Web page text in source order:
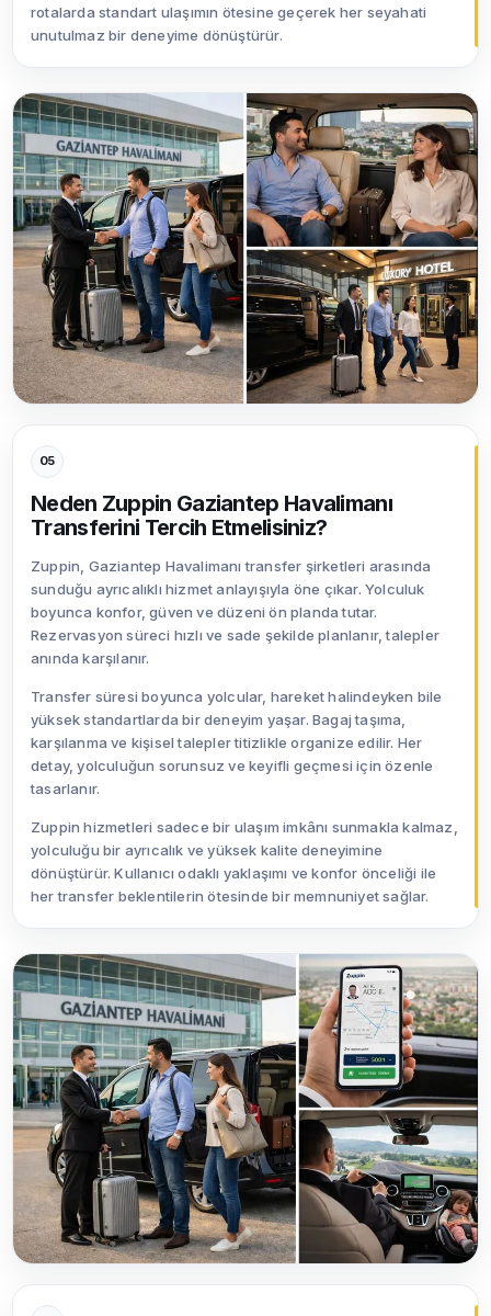
rotalarda standart ulaşımın ötesine geçerek her seyahati
unutulmaz bir deneyime dönüştürür.
05
Neden Zuppin Gaziantep Havalimanı
Transferini Tercih Etmelisiniz?
Zuppin, Gaziantep Havalimanı transfer şirketleri arasında
sunduğu ayrıcalıklı hizmet anlayışıyla öne çıkar. Yolculuk
boyunca konfor, güven ve düzeni ön planda tutar.
Rezervasyon süreci hızlı ve sade şekilde planlanır, talepler
anında karşılanır.
Transfer süresi boyunca yolcular, hareket halindeyken bile
yüksek standartlarda bir deneyim yaşar. Bagaj taşıma,
karşılanma ve kişisel talepler titizlikle organize edilir. Her
detay, yolculuğun sorunsuz ve keyifli geçmesi için özenle
tasarlanır.
Zuppin hizmetleri sadece bir ulaşım imkânı sunmakla kalmaz,
yolculuğu bir ayrıcalık ve yüksek kalite deneyimine
dönüştürür. Kullanıcı odaklı yaklaşımı ve konfor önceliği ile
her transfer beklentilerin ötesinde bir memnuniyet sağlar.